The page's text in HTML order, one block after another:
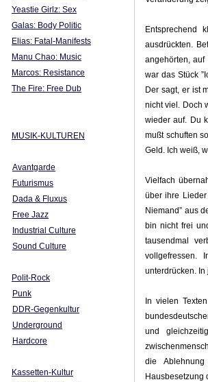
Yeastie Girlz: Sex
Galas: Body Politic
Elias: Fatal-Manifests
Manu Chao: Music
Marcos: Resistance
The Fire: Free Dub
MUSIK-KULTUREN
Avantgarde
Futurismus
Dada & Fluxus
Free Jazz
Industrial Culture
Sound Culture
Polit-Rock
Punk
DDR-Gegenkultur
Underground
Hardcore
Kassetten-Kultur
Entsprechend
ausdrückten.
angehörten, auf
war das Stück
Der sagt, er ist
nicht viel. Doch
wieder auf. Du
mußt schuften
Geld. Ich weiß,
Vielfach
über ihre
Niemand” aus
bin nicht frei
tausendmal
vollgefressen.
unterdrücken. In
In vielen
und
die
Hausbesetzung